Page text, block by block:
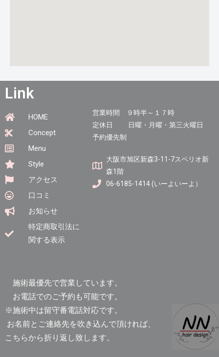
Link
HOME
Concept
Menu
Style
アクセス
口コミ
お知らせ
特定商取引法に
関する表示
営業時間 ９時半～１７時
定休日 日曜・月曜・第三火曜日
予約優先制
大阪市旭区新森3-11-7スペリオ新
森1階
06-6185-1414 (いーよいーよ）
施術最優先で営業しています。
お電話でのご予約も可能です。
※施術中は留守番電話対応です。
お名前とご連絡先を吹き込んで頂ければ、
こちらから折り返し致します。